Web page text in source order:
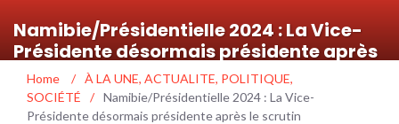
Namibie/Présidentielle 2024 : La Vice-
Présidente désormais présidente après
le scrutin
Home / À LA UNE, ACTUALITE, POLITIQUE,
SOCIÉTÉ
/ Namibie/Présidentielle 2024 : La Vice-
Présidente désormais présidente après le scrutin